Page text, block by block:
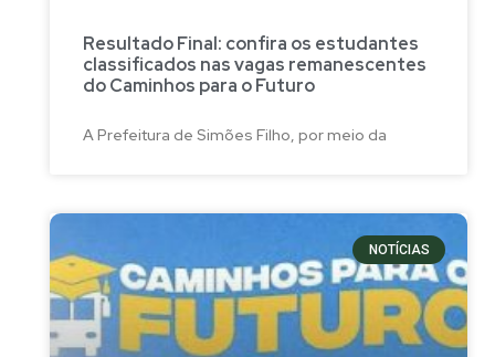
Resultado Final: confira os estudantes
classificados nas vagas remanescentes
do Caminhos para o Futuro
A Prefeitura de Simões Filho, por meio da
NOTÍCIAS